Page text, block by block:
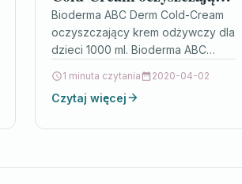
krem odżywczy dla dzieci
(Nourishing Cleansing
Cream) 1000ml
Bioderma ABC Derm Cold-Cream
oczyszczający krem odżywczy dla
dzieci 1000 ml. Bioderma ABC
Bioderma kup teraz. ćwiczenia na
jędrny brzuch…
1 minuta czytania 2020-04-02
Czytaj więcej